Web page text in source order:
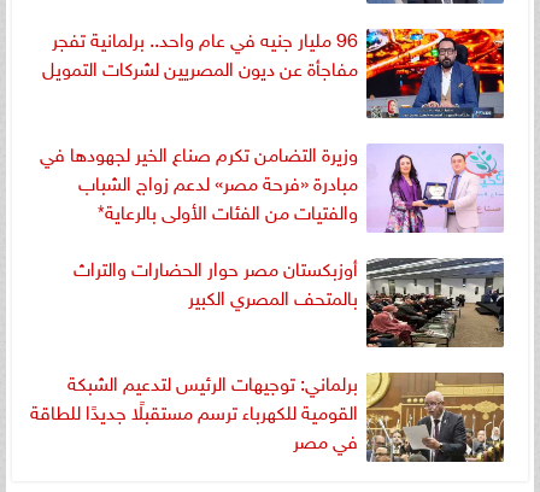
96 مليار جنيه في عام واحد.. برلمانية تفجر
مفاجأة عن ديون المصريين لشركات التمويل
وزيرة التضامن تكرم صناع الخير لجهودها في
مبادرة «فرحة مصر» لدعم زواج الشباب
والفتيات من الفئات الأولى بالرعاية*
أوزبكستان مصر حوار الحضارات والتراث
بالمتحف المصري الكبير
برلماني: توجيهات الرئيس لتدعيم الشبكة
القومية للكهرباء ترسم مستقبلًا جديدًا للطاقة
في مصر